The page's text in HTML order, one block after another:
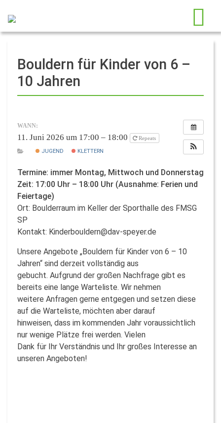
Bouldern für Kinder von 6 –
10 Jahren
WANN:
11. Juni 2026 um 17:00 – 18:00 Repeats
JUGEND KLETTERN
Termine: immer Montag, Mittwoch und Donnerstag
Zeit: 17:00 Uhr – 18:00 Uhr (Ausnahme: Ferien und
Feiertage)
Ort: Boulderraum im Keller der Sporthalle des FMSG
SP
Kontakt: Kinderbouldern@dav-speyer.de
Unsere Angebote „Bouldern für Kinder von 6 – 10
Jahren“ sind derzeit vollständig aus
gebucht. Aufgrund der großen Nachfrage gibt es
bereits eine lange Warteliste. Wir nehmen
weitere Anfragen gerne entgegen und setzen diese
auf die Warteliste, möchten aber darauf
hinweisen, dass im kommenden Jahr voraussichtlich
nur wenige Plätze frei werden. Vielen
Dank für Ihr Verständnis und Ihr großes Interesse an
unseren Angeboten!